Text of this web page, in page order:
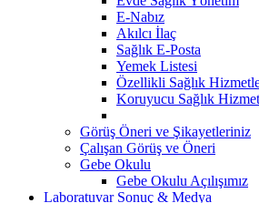
E-Nabız
Akılcı İlaç
Sağlık E-Posta
Yemek Listesi
Özellikli Sağlık
Koruyucu Sağlık
Görüş Öneri ve Şikayetleriniz
Çalışan Görüş ve Öneri
Gebe Okulu
Gebe Okulu Açılışımız
Laboratuvar Sonuç & Medya